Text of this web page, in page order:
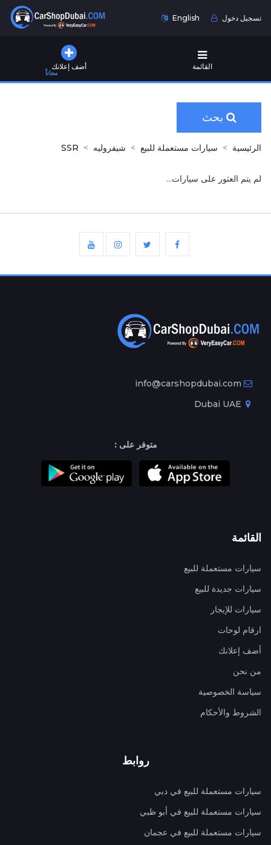
English تسجيل دخول
أضف إعلانك
مجاناً
القائمة
بحث
الرئيسية سيارات مستعملة للبيع شيفروليه SSR
لم يتم العثور على سيارات...
info@carshopdubai.com
متوفر على :
القائمة
سيارات مستعملة للبيع
سيارات جديدة للبيع
سيارات للإيجار
ارقام لوحات
أضف إعلانك
من نحن
سياسة الخصوصية
الشروط والأحكام
روابط
سيارات مستعملة للبيع في دبي
سيارات مستعملة للبيع في أبو ظبي
سيارات مستعملة للبيع في عجمان